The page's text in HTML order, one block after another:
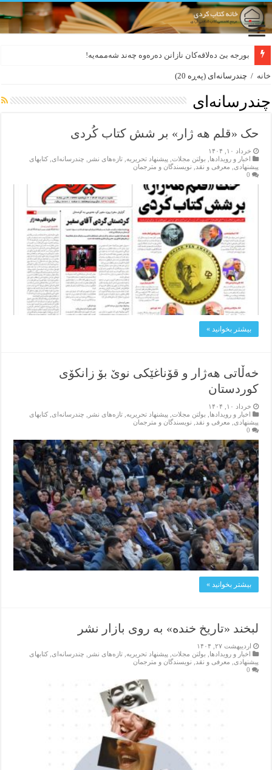
ترجمه‌ی گزیده‌‌ی اشعار فرهاد شاکلی به زبان فارسی
خانه / چندرسانه‌ای (پەڕە 20)
چندرسانه‌ای
حک «قلم هه ژار» بر شش کتاب کُردی
خرداد ۱۰, ۱۴۰۴
اخبار و رویدادها
بولتن مجلات پیشنهاد تحریریه ,تازەهای نشر چندرسانه‌ای ,کتابهای
پیشنهادی
معرفی و نقد
نویسندگان و مترجمان
0
بیشتر بخوانید »
خەڵاتی هەژار و قۆناغێکی نوێ بۆ زانکۆی
کوردستان
خرداد ۱۰, ۱۴۰۴
اخبار و رویدادها
بولتن مجلات پیشنهاد تحریریه ,تازەهای نشر چندرسانه‌ای ,کتابهای
پیشنهادی
معرفی و نقد
نویسندگان و مترجمان
0
بیشتر بخوانید »
لبخند «تاریخ خنده» به روی بازار نشر
اردیبهشت ۲۷, ۱۴۰۴
اخبار و رویدادها
بولتن مجلات پیشنهاد تحریریه ,تازەهای نشر چندرسانه‌ای ,کتابهای
پیشنهادی
معرفی و نقد
نویسندگان و مترجمان
0